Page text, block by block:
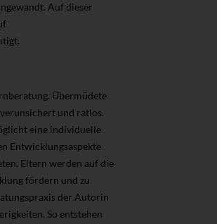
Auf dieser
Übermüdete
und ratlos.
eine individuelle
Entwicklungsaspekte
Eltern werden auf die
fördern und zu
der Autorin
So entstehen